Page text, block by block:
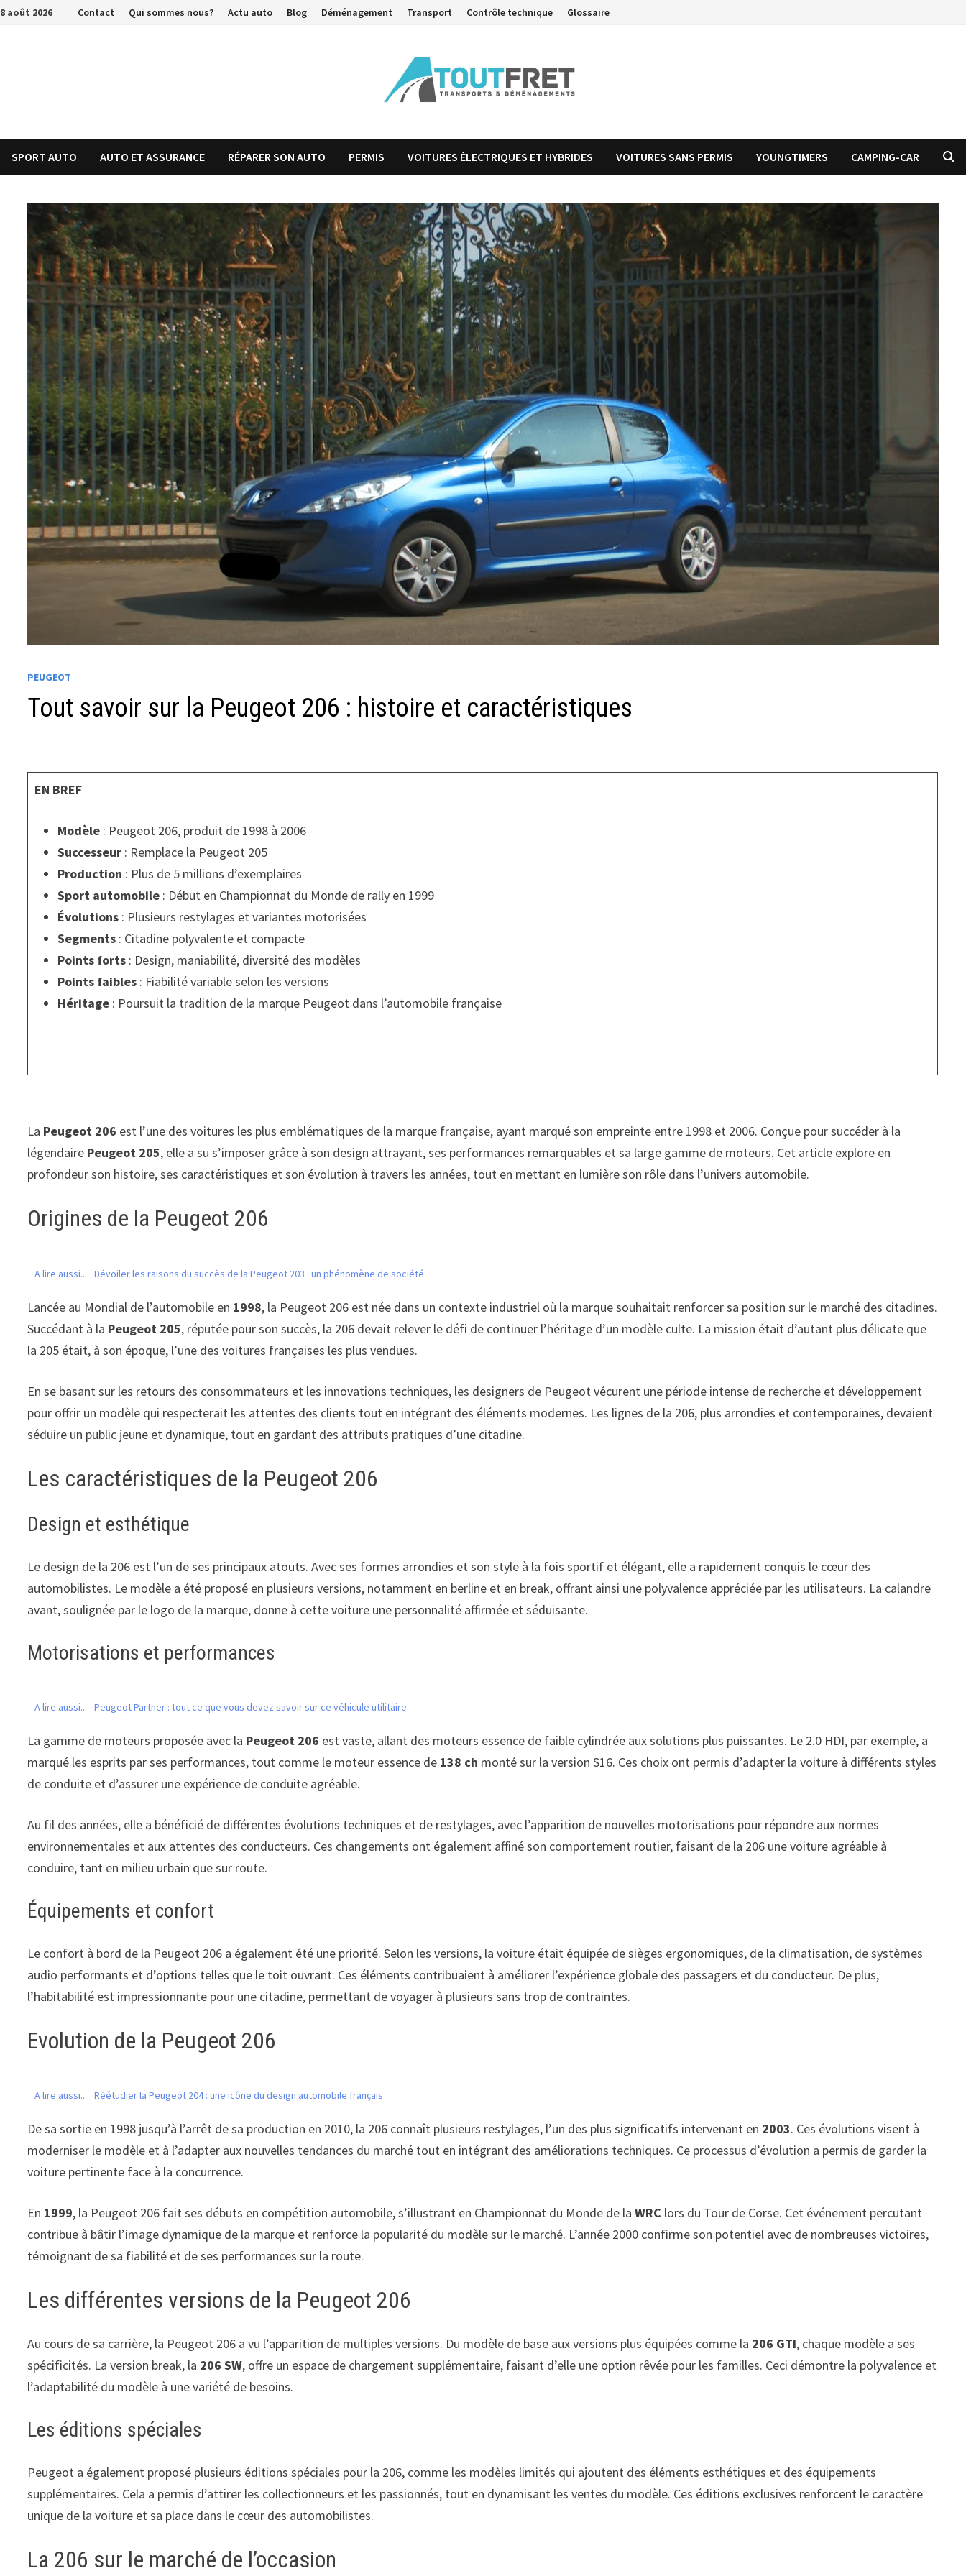
Passer
8 août 2026 Contact Qui sommes nous? Actu auto Blog Déménagement Transport Contrôle technique Glossaire
SPORT AUTO AUTO ET ASSURANCE RÉPARER SON AUTO PERMIS VOITURES ÉLECTRIQUES ET HYBRIDES VOITURES SANS PERMIS YOUNGTIMERS CAMPING-CAR
PEUGEOT
Tout savoir sur la Peugeot 206 : histoire et caractéristiques
EN BREF
Modèle : Peugeot 206, produit de 1998 à 2006
Successeur : Remplace la Peugeot 205
Production : Plus de 5 millions d’exemplaires
Sport automobile : Début en Championnat du Monde de rally en 1999
Évolutions : Plusieurs restylages et variantes motorisées
Segments : Citadine polyvalente et compacte
Points forts : Design, maniabilité, diversité des modèles
Points faibles : Fiabilité variable selon les versions
Héritage : Poursuit la tradition de la marque Peugeot dans l’automobile française
La Peugeot 206 est l’une des voitures les plus emblématiques de la marque française, ayant marqué son empreinte entre 1998 et 2006. Conçue pour succéder à la
légendaire Peugeot 205, elle a su s’imposer grâce à son design attrayant, ses performances remarquables et sa large gamme de moteurs. Cet article explore en
profondeur son histoire, ses caractéristiques et son évolution à travers les années, tout en mettant en lumière son rôle dans l’univers automobile.
Origines de la Peugeot 206
A lire aussi... Dévoiler les raisons du succès de la Peugeot 203 : un phénomène de société
Lancée au Mondial de l’automobile en 1998, la Peugeot 206 est née dans un contexte industriel où la marque souhaitait renforcer sa position sur le marché des citadines.
Succédant à la Peugeot 205, réputée pour son succès, la 206 devait relever le défi de continuer l’héritage d’un modèle culte. La mission était d’autant plus délicate que
la 205 était, à son époque, l’une des voitures françaises les plus vendues.
En se basant sur les retours des consommateurs et les innovations techniques, les designers de Peugeot vécurent une période intense de recherche et développement
pour offrir un modèle qui respecterait les attentes des clients tout en intégrant des éléments modernes. Les lignes de la 206, plus arrondies et contemporaines, devaient
séduire un public jeune et dynamique, tout en gardant des attributs pratiques d’une citadine.
Les caractéristiques de la Peugeot 206
Design et esthétique
Le design de la 206 est l’un de ses principaux atouts. Avec ses formes arrondies et son style à la fois sportif et élégant, elle a rapidement conquis le cœur des
automobilistes. Le modèle a été proposé en plusieurs versions, notamment en berline et en break, offrant ainsi une polyvalence appréciée par les utilisateurs. La calandre
avant, soulignée par le logo de la marque, donne à cette voiture une personnalité affirmée et séduisante.
Motorisations et performances
A lire aussi... Peugeot Partner : tout ce que vous devez savoir sur ce véhicule utilitaire
La gamme de moteurs proposée avec la Peugeot 206 est vaste, allant des moteurs essence de faible cylindrée aux solutions plus puissantes. Le 2.0 HDI, par exemple, a
marqué les esprits par ses performances, tout comme le moteur essence de 138 ch monté sur la version S16. Ces choix ont permis d’adapter la voiture à différents styles
de conduite et d’assurer une expérience de conduite agréable.
Au fil des années, elle a bénéficié de différentes évolutions techniques et de restylages, avec l’apparition de nouvelles motorisations pour répondre aux normes
environnementales et aux attentes des conducteurs. Ces changements ont également affiné son comportement routier, faisant de la 206 une voiture agréable à
conduire, tant en milieu urbain que sur route.
Équipements et confort
Le confort à bord de la Peugeot 206 a également été une priorité. Selon les versions, la voiture était équipée de sièges ergonomiques, de la climatisation, de systèmes
audio performants et d’options telles que le toit ouvrant. Ces éléments contribuaient à améliorer l’expérience globale des passagers et du conducteur. De plus,
l’habitabilité est impressionnante pour une citadine, permettant de voyager à plusieurs sans trop de contraintes.
Evolution de la Peugeot 206
A lire aussi... Réétudier la Peugeot 204 : une icône du design automobile français
De sa sortie en 1998 jusqu’à l’arrêt de sa production en 2010, la 206 connaît plusieurs restylages, l’un des plus significatifs intervenant en 2003. Ces évolutions visent à
moderniser le modèle et à l’adapter aux nouvelles tendances du marché tout en intégrant des améliorations techniques. Ce processus d’évolution a permis de garder la
voiture pertinente face à la concurrence.
En 1999, la Peugeot 206 fait ses débuts en compétition automobile, s’illustrant en Championnat du Monde de laWRC lors du Tour de Corse. Cet événement percutant
contribue à bâtir l’image dynamique de la marque et renforce la popularité du modèle sur le marché. L’année 2000 confirme son potentiel avec de nombreuses victoires,
témoignant de sa fiabilité et de ses performances sur la route.
Les différentes versions de la Peugeot 206
Au cours de sa carrière, la Peugeot 206 a vu l’apparition de multiples versions. Du modèle de base aux versions plus équipées comme la 206 GTI, chaque modèle a ses
spécificités. La version break, la 206 SW, offre un espace de chargement supplémentaire, faisant d’elle une option rêvée pour les familles. Ceci démontre la polyvalence et
l’adaptabilité du modèle à une variété de besoins.
Les éditions spéciales
Peugeot a également proposé plusieurs éditions spéciales pour la 206, comme les modèles limités qui ajoutent des éléments esthétiques et des équipements
supplémentaires. Cela a permis d’attirer les collectionneurs et les passionnés, tout en dynamisant les ventes du modèle. Ces éditions exclusives renforcent le caractère
unique de la voiture et sa place dans le cœur des automobilistes.
La 206 sur le marché de l’occasion